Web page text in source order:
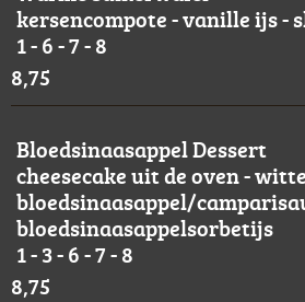
kersencompote - vanille ijs -
1 - 6 - 7 - 8
8,75
Bloedsinaasappel Dessert
cheesecake uit de oven -
bloedsinaasappel/
bloedsinaasappelsorbetijs
1 - 3 - 6 - 7 - 8
8,75